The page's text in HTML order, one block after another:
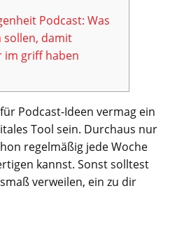
Podcast: Was
sollen, damit
griff haben
Podcast-Ideen vermag ein
Tool sein. Durchaus nur
regelmäßig jede Woche
kannst. Sonst solltest
verweilen, ein zu dir